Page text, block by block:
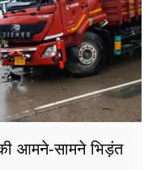
आमने-सामने भिड़ंत